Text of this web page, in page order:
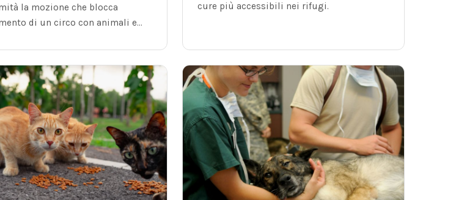
la mozione che blocca
di un circo con animali e
cure più accessibili nei rifugi.